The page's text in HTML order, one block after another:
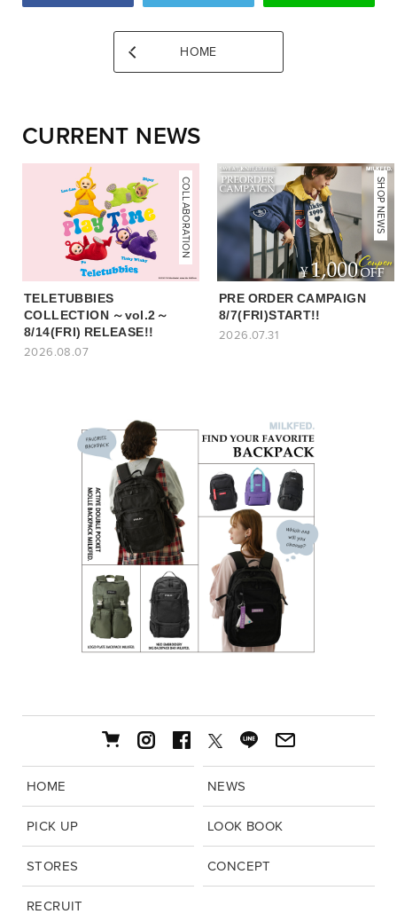
HOME
CURRENT NEWS
COLLABORATION
TELETUBBIES
COLLECTION ～vol.2～
8/14(FRI) RELEASE!!
2026.08.07
NEWS
SHOP NEWS
PRE ORDER CAMPAIGN
8/7(FRI)START!!
2026.07.31
HOME NEWS
PICK UP LOOK BOOK
STORES CONCEPT
RECRUIT